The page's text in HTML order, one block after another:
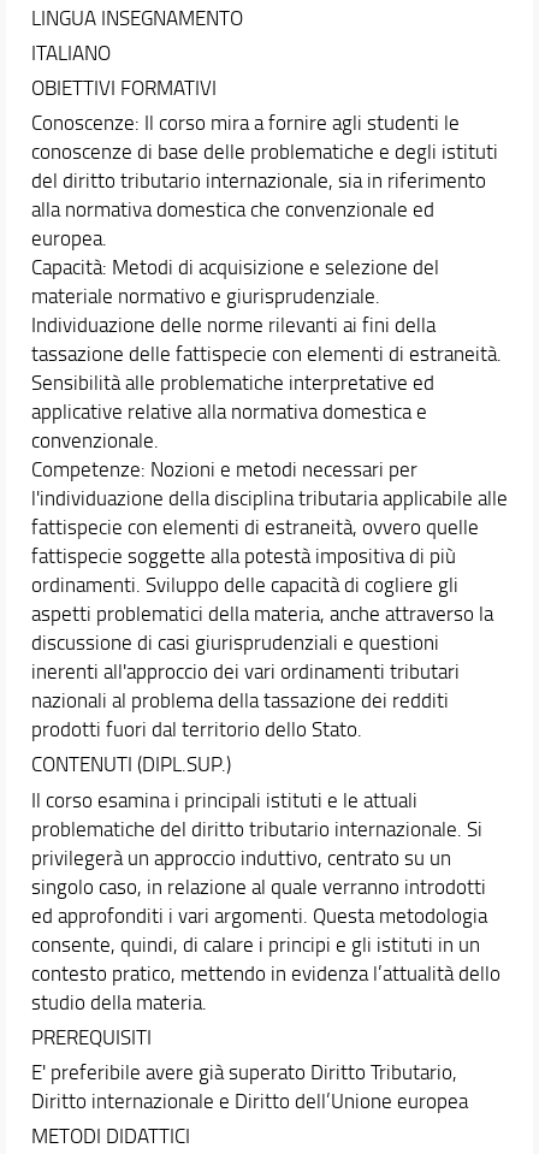
Passaggi da altro corso di studio
Orientamento
Tirocini
Anticipazione della pratica forense
Anticipazione della pratica Consulente del Lavoro
Anticipazione della pratica per l’accesso alla
Mobilità internazionale
Tutorato didattico
Docenti
Orario e calendari
Comunicare con la Scuola
LINGUA INSEGNAMENTO
ITALIANO
OBIETTIVI FORMATIVI
Conoscenze: Il corso mira a fornire agli studenti le
conoscenze di base delle problematiche e degli istituti
del diritto tributario internazionale, sia in riferimento
alla normativa domestica che convenzionale ed
europea.
Capacità: Metodi di acquisizione e selezione del
materiale normativo e giurisprudenziale.
Individuazione delle norme rilevanti ai fini della
tassazione delle fattispecie con elementi di estraneità.
Sensibilità alle problematiche interpretative ed
applicative relative alla normativa domestica e
convenzionale.
Competenze: Nozioni e metodi necessari per
l'individuazione della disciplina tributaria applicabile alle
fattispecie con elementi di estraneità, ovvero quelle
fattispecie soggette alla potestà impositiva di più
ordinamenti. Sviluppo delle capacità di cogliere gli
aspetti problematici della materia, anche attraverso la
discussione di casi giurisprudenziali e questioni
inerenti all'approccio dei vari ordinamenti tributari
nazionali al problema della tassazione dei redditi
prodotti fuori dal territorio dello Stato.
CONTENUTI (DIPL.SUP.)
Il corso esamina i principali istituti e le attuali
problematiche del diritto tributario internazionale. Si
privilegerà un approccio induttivo, centrato su un
singolo caso, in relazione al quale verranno introdotti
ed approfonditi i vari argomenti. Questa metodologia
consente, quindi, di calare i principi e gli istituti in un
contesto pratico, mettendo in evidenza l’attualità dello
studio della materia.
PREREQUISITI
E' preferibile avere già superato Diritto Tributario,
Diritto internazionale e Diritto dell’Unione europea
METODI DIDATTICI